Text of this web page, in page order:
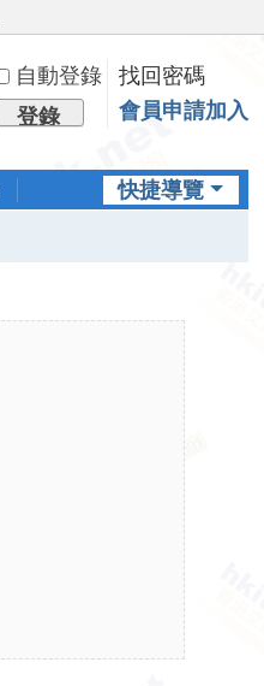
自動登錄
找回密碼
登錄 會員申請加入
快捷導覽